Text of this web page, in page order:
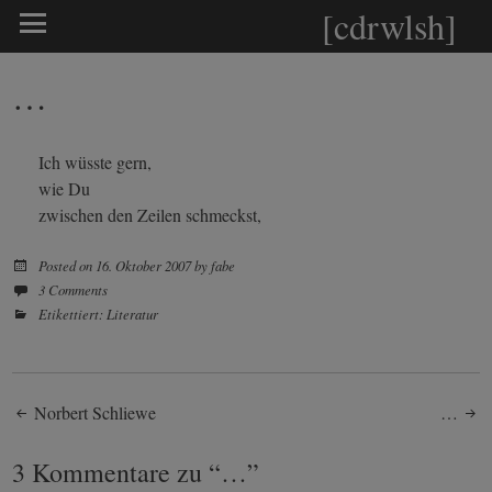
[cdrwlsh]
…
Ich wüsste gern,
wie Du
zwischen den Zeilen schmeckst,
Posted on 16. Oktober 2007by fabe
3 Comments
Etikettiert: Literatur
Post
navigation
Norbert Schliewe …
3 Kommentare zu “…”